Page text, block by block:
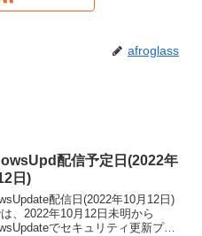
afroglass
配信予定日(2022年
日)
配信日(2022年10月12日)
、2022年10月12日未明から
でセキュリティ更新プロ